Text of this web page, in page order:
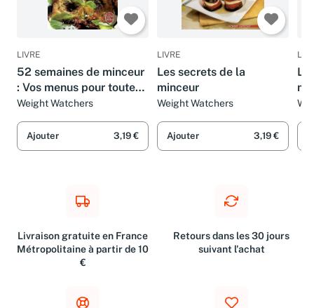
LIVRE
52 semaines de minceur
: Vos menus pour toute
l'année
Weight Watchers
Ajouter 3,19 €
LIVRE
Les secrets de la
minceur
Weight Watchers
Ajouter 3,19 €
Livraison gratuite en France
Métropolitaine à partir de 10
€
Retours dans les 30 jours
suivant l'achat